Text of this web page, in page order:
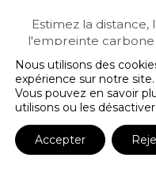
Estimez la
l'empreinte
Nous utilisons des
expérience sur notre site.
Vous pouvez en savoir
utilisons ou les
Accepter